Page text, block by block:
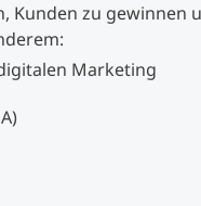
Kunden zu
Marketing